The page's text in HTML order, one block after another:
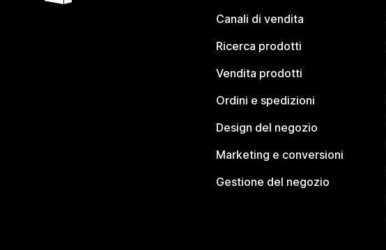
Canali di vendita
Ricerca prodotti
Vendita prodotti
Ordini e spedizioni
Design del negozio
Marketing e conversioni
Gestione del negozio